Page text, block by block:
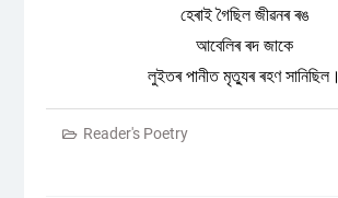
হেৰাই গৈছিল জীৱনৰ ৰঙ
আবেলিৰ ৰদ জাকে
লুইতৰ পানীত মৃত্যুৰ ৰহণ সানিছিল।
Reader's Poetry